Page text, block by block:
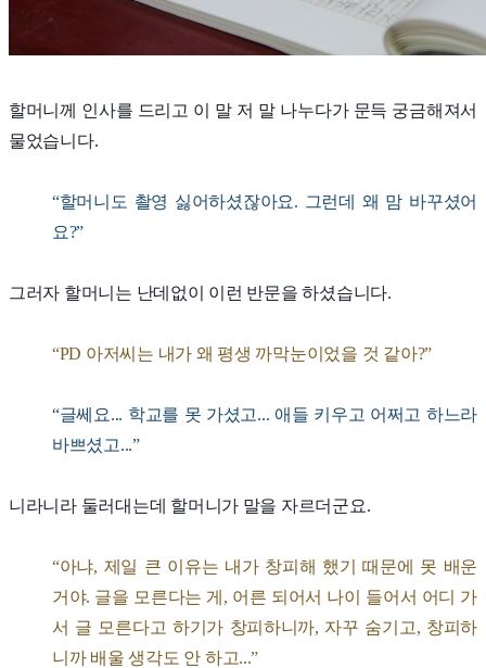
할머니께 인사를 드리고 이 말 저 말 나누다가 문득 궁금해져서
물었습니다.
“할머니도 촬영 싫어하셨잖아요. 그런데 왜 맘 바꾸셨어
요?”
그러자 할머니는 난데없이 이런 반문을 하셨습니다.
“PD 아저씨는 내가 왜 평생 까막눈이었을 것 같아?”
“글쎄요... 학교를 못 가셨고... 애들 키우고 어쩌고 하느라
바쁘셨고...”
니라니라 둘러대는데 할머니가 말을 자르더군요.
“아냐, 제일 큰 이유는 내가 창피해 했기 때문에 못 배운
거야. 글을 모른다는 게, 어른 되어서 나이 들어서 어디 가
서 글 모른다고 하기가 창피하니까, 자꾸 숨기고, 창피하
니까 배울 생각도 안 하고...”